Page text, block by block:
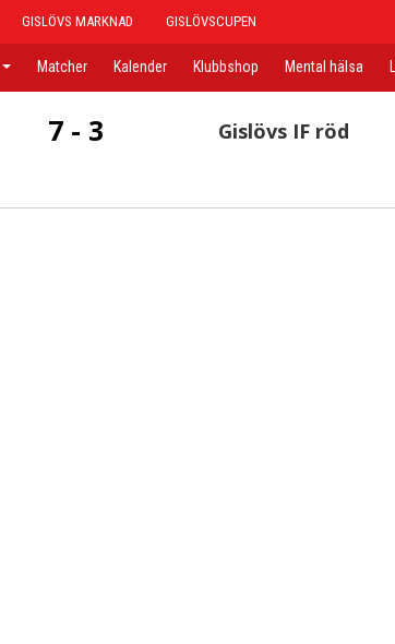
GISLÖVS MARKNAD GISLÖVSCUPEN
Matcher Kalender Klubbshop Mental hälsa
7 - 3 Gislövs IF röd